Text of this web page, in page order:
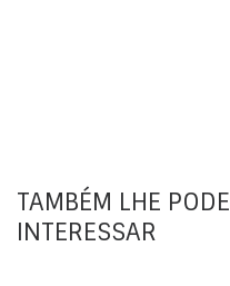
TAMBÉM LHE PODE
INTERESSAR